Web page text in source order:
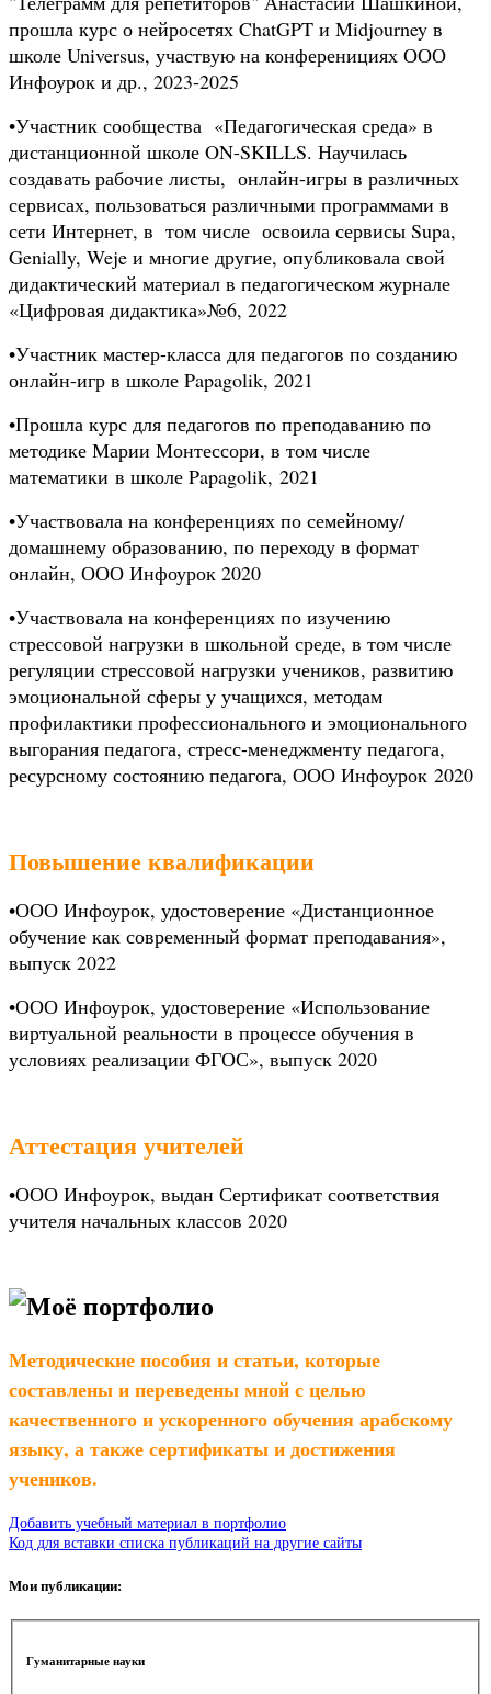
прошла курс о нейросетях ChatGPT и Midjourney в
школе Universus, участвую на конференициях ООО
Инфоурок и др., 2023-2025
•Участник сообщества «Педагогическая среда» в
дистанционной школе ON-SKILLS. Научилась
создавать рабочие листы, онлайн-игры в различных
сервисах, пользоваться различными программами в
сети Интернет, в том числе освоила сервисы Supa,
Genially, Weje и многие другие, опубликовала свой
дидактический материал в педагогическом журнале
«Цифровая дидактика»№6, 2022
•Участник мастер-класса для педагогов по созданию
онлайн-игр в школе Papagolik, 2021
•Прошла курс для педагогов по преподаванию по
методике Марии Монтессори, в том числе
математики в школе Papagolik, 2021
•Участвовала на конференциях по семейному/
домашнему образованию, по переходу в формат
онлайн, ООО Инфоурок 2020
•Участвовала на конференциях по изучению
стрессовой нагрузки в школьной среде, в том числе
регуляции стрессовой нагрузки учеников, развитию
эмоциональной сферы у учащихся, методам
профилактики профессионального и эмоционального
выгорания педагога, стресс-менеджменту педагога,
ресурсному состоянию педагога, ООО Инфоурок 2020
Повышение квалификации
•ООО Инфоурок, удостоверение «Дистанционное
обучение как современный формат преподавания»,
выпуск 2022
•ООО Инфоурок, удостоверение «Использование
виртуальной реальности в процессе обучения в
условиях реализации ФГОС», выпуск 2020
Аттестация учителей
•ООО Инфоурок, выдан Сертификат соответствия
учителя начальных классов 2020
Моё портфолио
Методические пособия и статьи, которые
составлены и переведены мной с целью
качественного и ускоренного обучения арабскому
языку, а также сертификаты и достижения
учеников.
Добавить учебный материал в портфолио
Код для вставки списка публикаций на другие сайты
Мои публикации:
Гуманитарные науки